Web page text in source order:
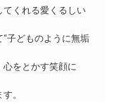
くれる愛くるしい
子どものように無垢
をとかす笑顔に
。